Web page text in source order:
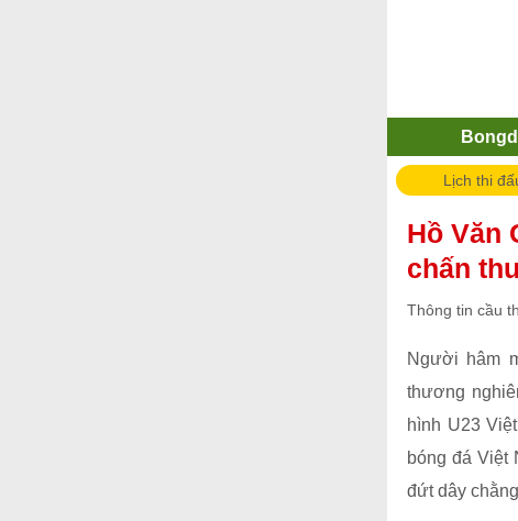
Lịch thi
Hồ Văn
chấn
Thông tin cầu
Người hâm
thương
hình U23
bóng đá Việt
đứt dây